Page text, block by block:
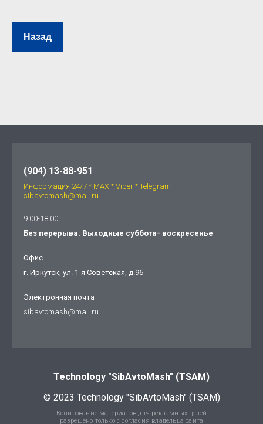
Назад
(904) 13-88-951
Информация 24/7 * МАХ * Viber * Telegram
sibavtomash@mail.ru
9.00-18.00
Без перерыва. Выходные суббота- воскресенье
Офис
г. Иркутск, ул. 1-я Советская, д.96
Электронная почта
sibavtomash@mail.ru
Technology "SibAvtoMash" (TSAM)
© 2023 Technology "SibAvtoMash" (TSAM)
Копирование материалов для рекламных целей
разрешено только с согласия владельца сайта